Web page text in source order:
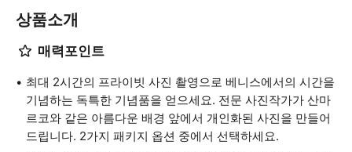
상품소개
매력포인트
최대 2시간의 프라이빗 사진 촬영으로 베니스에서의 시간을
기념하는 독특한 기념품을 얻으세요. 전문 사진작가가 산마
르코와 같은 아름다운 배경 앞에서 개인화된 사진을 만들어
드립니다. 2가지 패키지 옵션 중에서 선택하세요.